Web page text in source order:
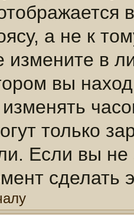
а не к
измените в
вы
только
Если вы
сделать